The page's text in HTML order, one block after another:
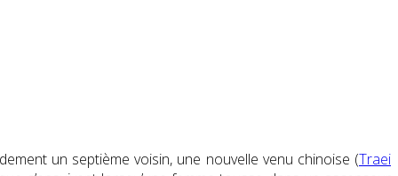
un septième voisin, une nouvelle venu chinoise (Traei